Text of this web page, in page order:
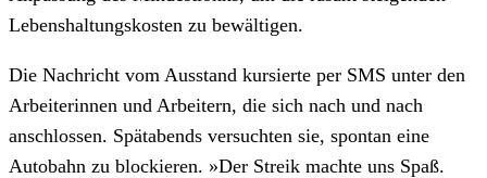
Lebenshaltungskosten zu bewältigen.
Die Nachricht vom Ausstand kursierte per SMS unter den
Arbeiterinnen und Arbeitern, die sich nach und nach
anschlossen. Spätabends versuchten sie, spontan eine
Autobahn zu blockieren. »Der Streik machte uns Spaß.